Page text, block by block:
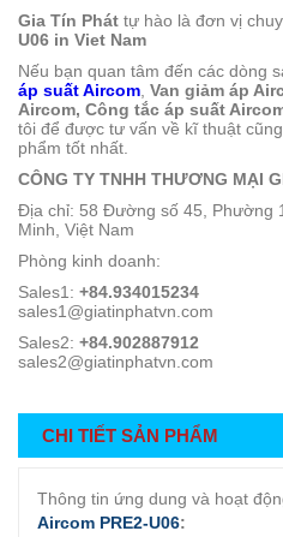
Gia Tín Phát tự hào là đơn vị
U06 in Viet Nam
Nếu bạn quan tâm đến các dòng
áp suất Aircom Van giảm áp
Aircom, Công tắc áp suất
tôi để được tư vấn về kĩ thuật
phẩm tốt nhất.
CÔNG TY TNHH THƯƠNG MẠI
Địa chỉ: 58 Đường số 45, Phường
Minh, Việt Nam
Phòng kinh doanh:
Sales1: +84.934015234
sales1@giatinphatvn.com
Sales2: +84.902887912
sales2@giatinphatvn.com
CHI TIẾT SẢN PHẨM
Thông tin ứng dung và hoạt
Aircom PRE2-U06: